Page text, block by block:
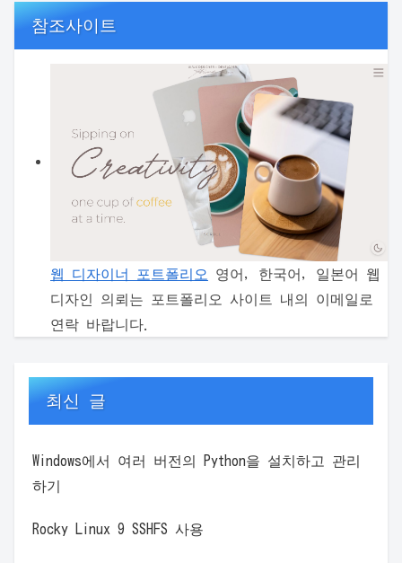
참조사이트
웹 디자이너 포트폴리오
영어, 한국어, 일본어 웹
디자인 의뢰는 포트폴리오 사이트 내의 이메일로
연락 바랍니다.
최신 글
Windows에서 여러 버전의 Python을 설치하고 관리
하기
Rocky Linux 9 SSHFS 사용